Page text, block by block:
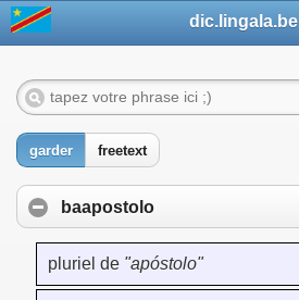
dic.lingala.be
garder freetext
baapostolo
pluriel de "apóstolo"